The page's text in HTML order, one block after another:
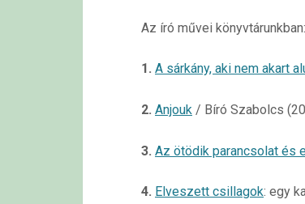
Az író művei könyvtárunkban:
1. A sárkány, aki nem akart
2. Anjouk / Bíró Szabolcs
3. Az ötödik parancsolat és
4. Elveszett csillagok: egy